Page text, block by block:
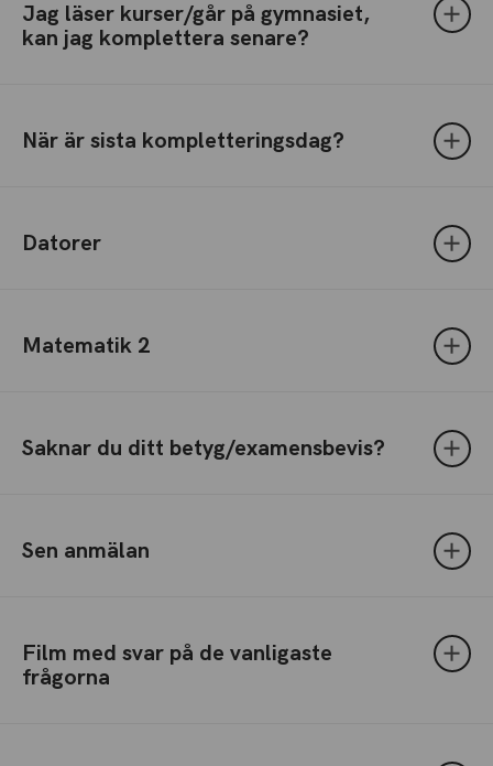
Jag läser kurser/går på gymnasiet,
kan jag komplettera senare?
När är sista kompletteringsdag?
Datorer
Matematik 2
Saknar du ditt betyg/examensbevis?
Sen anmälan
Film med svar på de vanligaste
frågorna